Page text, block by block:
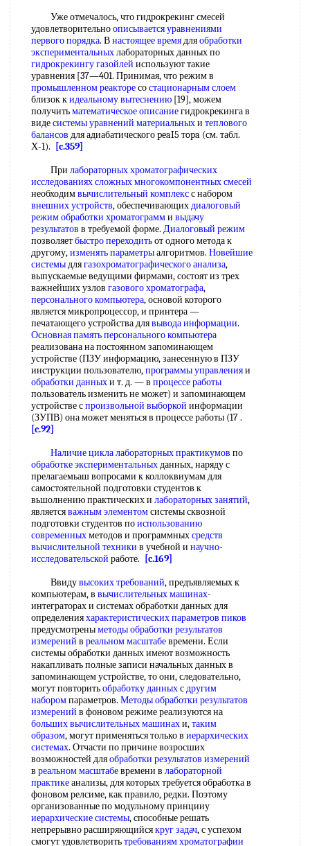
Уже отмечалось, что гидрокрекинг смесей
удовлетворительноописывается уравнениями
первого порядка. Внастоящее времядляобработки
экспериментальныхлабораторных данных по
гидрокрекингу газойлей используют такие
уравнения [37—401. Принимая, что режим в
промышленном реакторесостационарным слоем
близок кидеальному вытеснению [19], можем
получитьматематическое описаниегидрокрекинга в
видесистемы уравнений материальныхи теплового
балансов для адиабатического peaI5 тopa (см. табл.
Х-1).
[c.359]
При лабораторных хроматографических
исследованиях сложныхмногокомпонентных смесей
необходимвычислительный комплексс набором
внешних устройств, обеспечивающихдиалоговый
режимобработки хроматограмми выдачу
результатов в требуемой форме. Диалоговый режим
позволяетбыстро переходитьот одного метода к
другому,изменять параметрыалгоритмов. Новейшие
системыдлягазохроматографического анализа,
выпускаемые ведущими фирмами, состоят из трех
важнейших узлов газового хроматографа,
персонального компьютера, основой которого
является микропроцессор, и принтера —
печатающего устройства длявывода информации.
Основная памятьперсонального компьютера
реализована на постоянном запоминающем
устройстве (ПЗУ информацию, занесенную в ПЗУ
инструкции пользователю,программы управленияи
обработки данныхи т. д. — в процессе работы
пользователь изменить не может) и запоминающем
устройстве спроизвольной выборкой информации
(ЗУПВ) она может меняться в процессе работы (17 .
[c.92]
Наличие циклалабораторных практикумов по
обработке экспериментальныхданных, наряду с
прелагаемьаш вопросами к коллоквиумам для
самостоятельной подготовки студентов к
вьшолнению практических и лабораторных занятий,
являетсяважным элементомсистемы сквозной
подготовки студентов поиспользованию
современныхметодов и программныхсредств
вычислительной техники в учебной и научно-
исследовательской работе.
[c.169]
Ввидувысоких требований, предъявляемых к
компьютерам, в вычислительных машинах-
интеграторах и системах обработки данных для
определенияхарактеристических параметров пиков
предусмотреныметоды обработки результатов
измерений в реальном масштабевремени. Если
системы обработки данных имеют возможность
накапливать полные записи начальных данных в
запоминающем устройстве, то они, следовательно,
могут повторитьобработку данныхсдругим
наборомпараметров. Методы обработки результатов
измерений в фоновом режиме реализуются на
больших вычислительных машинахи,таким
образом, могут применяться только в иерархических
системах. Отчасти по причине возросших
возможностей дляобработки результатов измерений
в реальном масштабевремени в лабораторной
практикеанализы, для которых требуется обработка в
фоновом релсиме, как правило, редки. Поэтому
организованные по модульному принцииу
иерархические системы, способные решать
непрерывно расширяющийсякруг задач, с успехом
смогут удовлетворитьтребованиям хроматографии